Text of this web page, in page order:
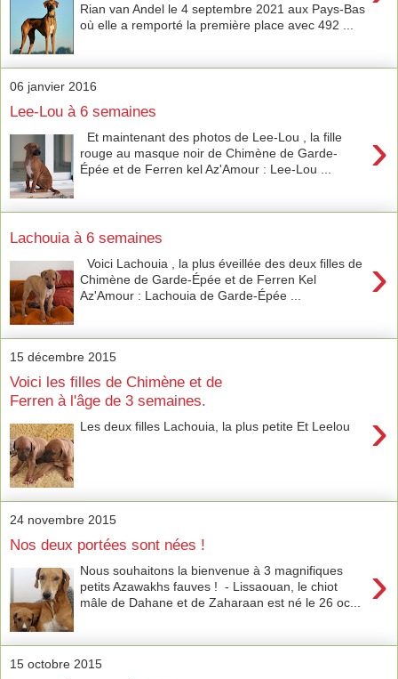
Rian van Andel le 4 septembre 2021 aux Pays-Bas
où elle a remporté la première place avec 492 ...
06 janvier 2016
Lee-Lou à 6 semaines
›
Et maintenant des photos de Lee-Lou , la fille
rouge au masque noir de Chimène de Garde-
Épée et de Ferren kel Az'Amour : Lee-Lou ...
Lachouia à 6 semaines
›
Voici Lachouia , la plus éveillée des deux filles de
Chimène de Garde-Épée et de Ferren Kel
Az'Amour : Lachouia de Garde-Épée ...
15 décembre 2015
Voici les filles de Chimène et de
Ferren à l'âge de 3 semaines.
›
Les deux filles Lachouia, la plus petite Et Leelou
24 novembre 2015
Nos deux portées sont nées !
›
Nous souhaitons la bienvenue à 3 magnifiques
petits Azawakhs fauves ! - Lissaouan, le chiot
mâle de Dahane et de Zaharaan est né le 26 oc...
15 octobre 2015